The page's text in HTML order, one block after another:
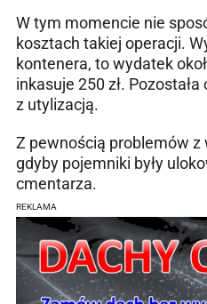
W tym momencie nie
kosztach takiej operacji.
kontenera, to wydatek
inkasuje 250 zł.
z utylizacją.
Z pewnością problemów z
gdyby pojemniki były
cmentarza.
REKLAMA